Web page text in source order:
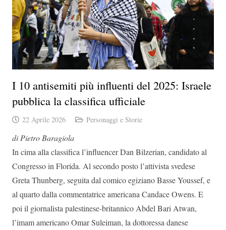
I 10 antisemiti più influenti del 2025: Israele
pubblica la classifica ufficiale
22 Aprile 2026 Personaggi e Storie
di Pietro Baragiola
In cima alla classifica l’influencer Dan Bilzerian, candidato al
Congresso in Florida. Al secondo posto l’attivista svedese
Greta Thunberg, seguita dal comico egiziano Basse Youssef, e
al quarto dalla commentatrice americana Candace Owens. E
poi il giornalista palestinese-britannico Abdel Bari Atwan,
l’imam americano Omar Suleiman, la dottoressa danese